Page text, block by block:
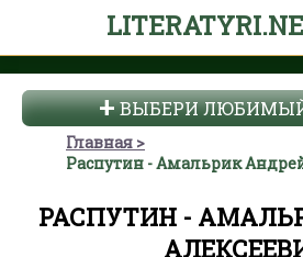
ВЫБЕРИ
Главная
Распутин - Амальрик
РАСПУТИН -